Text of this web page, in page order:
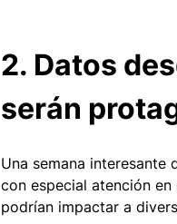
2. Datos
serán
Una semana interesante
con especial atención
podrían impactar a